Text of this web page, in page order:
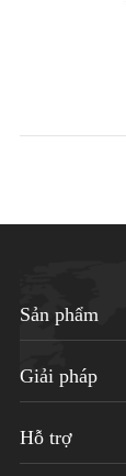
Sản phẩm
Giải pháp
Hỗ trợ